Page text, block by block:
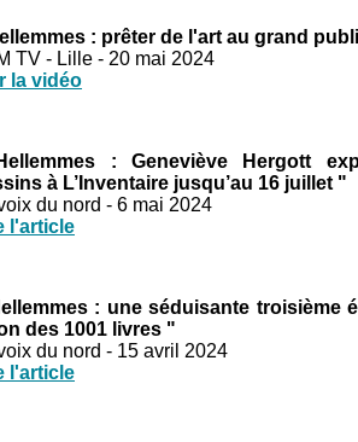
: prêter de l'art au grand
TV - Lille - 20 mai 2024
la vidéo
: Geneviève Hergott
à L’Inventaire jusqu’au 16 juillet "
du nord - 6 mai 2024
l'article
: une séduisante troisième
des 1001 livres "
du nord - 15 avril 2024
l'article